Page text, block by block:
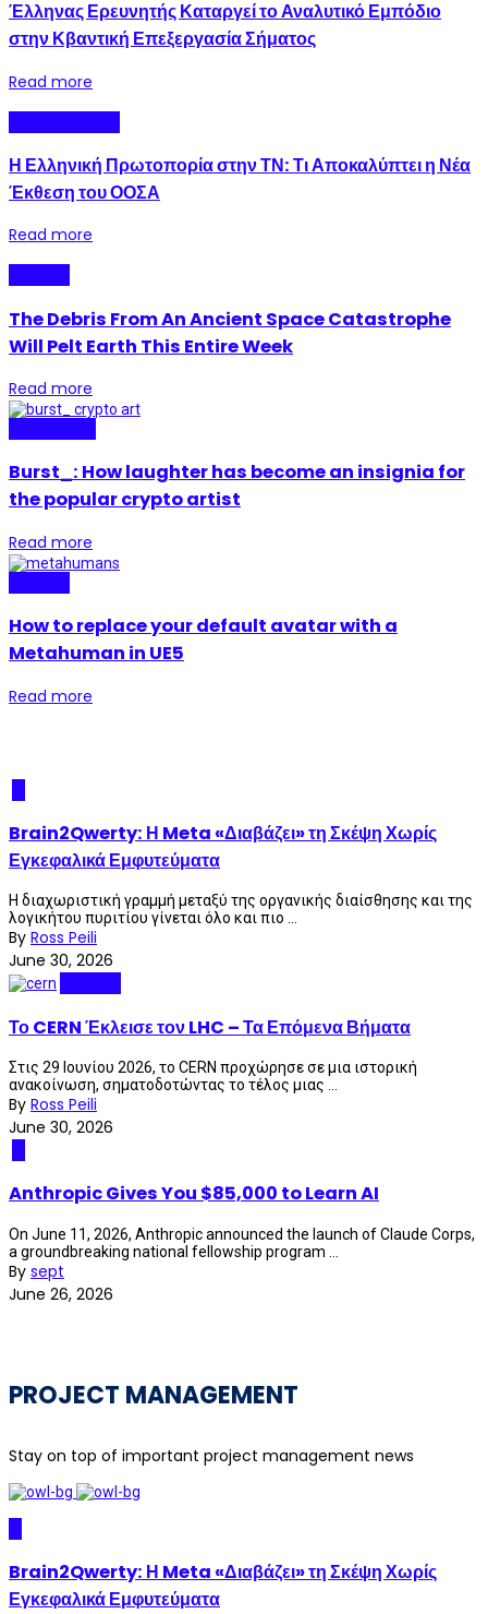
Έλληνας Ερευνητής Καταργεί το Αναλυτικό Εμπόδιο
στην Κβαντική Επεξεργασία Σήματος
Read more
Η Ελληνική Πρωτοπορία στην ΤΝ: Τι Αποκαλύπτει η Νέα
Έκθεση του ΟΟΣΑ
Read more
The Debris From An Ancient Space Catastrophe
Will Pelt Earth This Entire Week
Read more
Burst_: How laughter has become an insignia for
the popular crypto artist
Read more
How to replace your default avatar with a
Metahuman in UE5
Read more
Brain2Qwerty: Η Meta «Διαβάζει» τη Σκέψη Χωρίς
Εγκεφαλικά Εμφυτεύματα
Η διαχωριστική γραμμή μεταξύ της οργανικής διαίσθησης και της
λογικήτου πυριτίου γίνεται όλο και πιο ...
By Ross Peili
June 30, 2026
Το CERN Έκλεισε τον LHC – Τα Επόμενα Βήματα
Στις 29 Ιουνίου 2026, το CERN προχώρησε σε μια ιστορική
ανακοίνωση, σηματοδοτώντας το τέλος μιας ...
By Ross Peili
June 30, 2026
Anthropic Gives You $85,000 to Learn AI
On June 11, 2026, Anthropic announced the launch of Claude Corps,
a groundbreaking national fellowship program ...
By sept
June 26, 2026
PROJECT MANAGEMENT
Stay on top of important project management news
Brain2Qwerty: Η Meta «Διαβάζει» τη Σκέψη Χωρίς
Εγκεφαλικά Εμφυτεύματα